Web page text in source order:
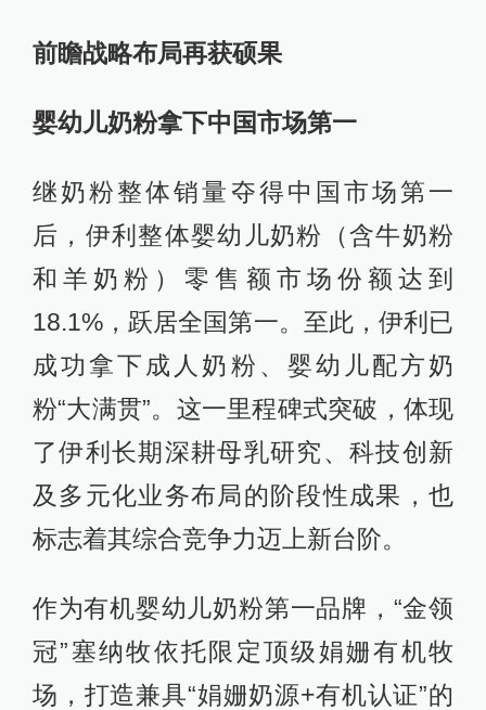
前瞻战略布局再获硕果
婴幼儿奶粉拿下中国市场第一
继奶粉整体销量夺得中国市场第一
后，伊利整体婴幼儿奶粉（含牛奶粉
和羊奶粉）零售额市场份额达到
18.1%，跃居全国第一。至此，伊利已
成功拿下成人奶粉、婴幼儿配方奶
粉“大满贯”。这一里程碑式突破，体现
了伊利长期深耕母乳研究、科技创新
及多元化业务布局的阶段性成果，也
标志着其综合竞争力迈上新台阶。
作为有机婴幼儿奶粉第一品牌，“金领
冠”塞纳牧依托限定顶级娟姗有机牧
场，打造兼具“娟姗奶源+有机认证”的